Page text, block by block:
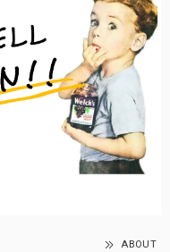
ABOUT